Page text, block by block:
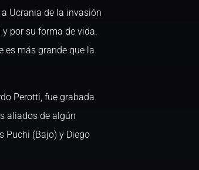
Ucrania de la invasión
por su forma de vida.
es más grande que la
Perotti, fue grabada
aliados de algún
Puchi (Bajo) y Diego